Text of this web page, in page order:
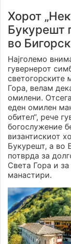
Хорот
Букурешт
во
Најголемо
гувернерот
светогорските
Гора, велам
омилени.
еден омилен
обител“, рече
богослужение
византискиот
Букурешт, а во
потврда за
Света Гора и
манастири.